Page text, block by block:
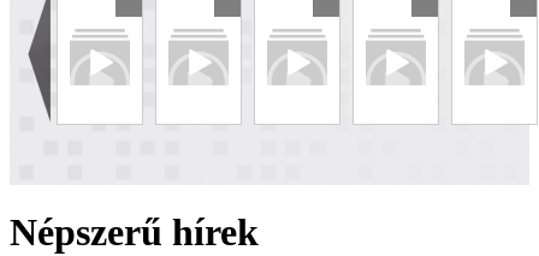
Népszerű hírek